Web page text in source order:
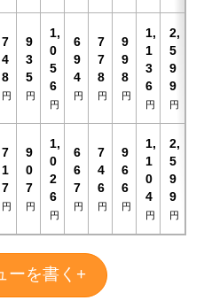
7
4
8
円
9
3
5
円
1,
0
5
6
円
6
9
4
円
7
7
8
円
9
9
8
円
1,
1
3
6
円
2,
5
9
9
円
7
1
7
円
9
0
7
円
1,
0
2
6
円
6
6
7
円
7
4
6
円
9
6
6
円
1,
1
0
4
円
2,
5
9
9
円
ーを書く+